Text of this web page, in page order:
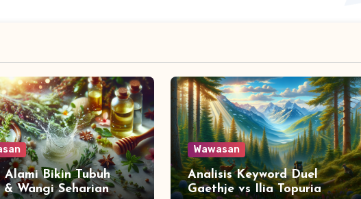
Alami Bikin Tubuh
& Wangi Seharian
Wawasan
Analisis Keyword Duel
Gaethje vs Ilia Topuria